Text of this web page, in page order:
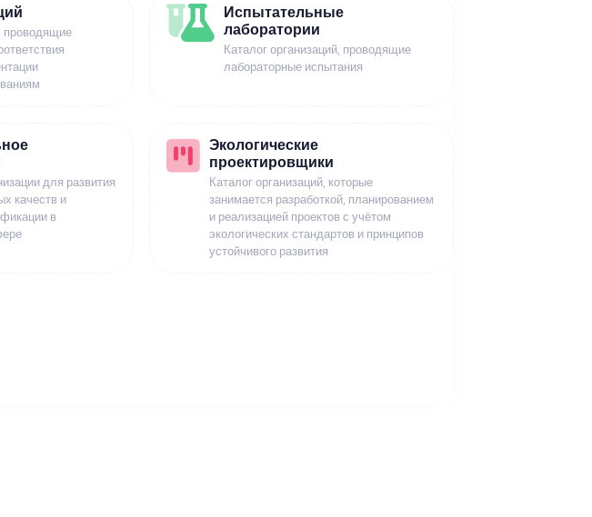
проводящие
Испытательные
лаборатории
Каталог организаций, проводящие
лабораторные испытания
для развития
качеств и
в
Экологические
проектировщики
Каталог организаций, которые
занимается разработкой, планированием
и реализацией проектов с учётом
экологических стандартов и принципов
устойчивого развития